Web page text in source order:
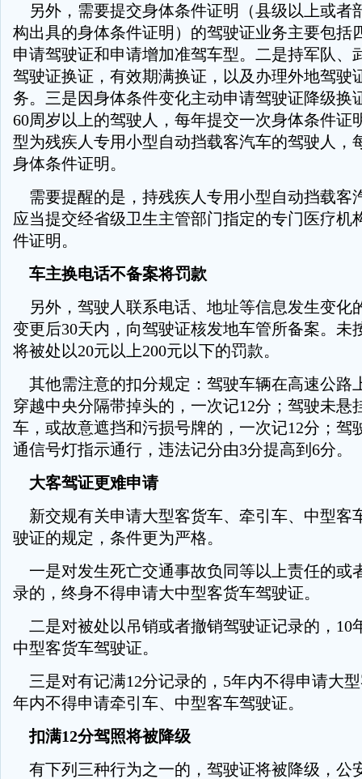
另外，需要提交身体条件证明（县级以上或者
构出具的身体条件证明）的驾驶证业务主要包括
申请驾驶证和申请增加准驾车型。二是持军队、
驾驶证换证，有效期满换证，以及办理外地驾驶
务。三是因身体条件变化主动申请驾驶证降级换
60周岁以上的驾驶人，每年提交一次身体条件证
型为残疾人专用小型自动挡载客汽车的驾驶人，
身体条件证明。
需要提醒的是，持残疾人专用小型自动挡载客
应当提交经省级卫生主管部门指定的专门医疗机
件证明。
车主换电话不备案将罚款
另外，驾驶人联系电话、地址等信息发生变化
变更后30天内，向驾驶证核发地车管所备案。未
将被处以20元以上200元以下的罚款。
其他需注意的扣分规定：驾驶车辆在高速公路
穿越中央分隔带掉头的，一次记12分；驾驶未悬
车，或故意遮挡和污损号牌的，一次记12分；驾
通信号灯指示通行，违法记分由3分提高到6分。
大客驾证更难申请
新交规有关申请大型客货车、牵引车、中型客
驶证的规定，条件更为严格。
一是对发生死亡交通事故负同等以上责任的或
录的，终身不得申请大中型客货车驾驶证。
二是对被处以吊销或者撤销驾驶证记录的，10
中型客货车驾驶证。
三是对有记满12分记录的，5年内不得申请大
年内不得申请牵引车、中型客车驾驶证。
扣满12分驾照将被降级
有下列三种行为之一的，驾驶证将被降级，公